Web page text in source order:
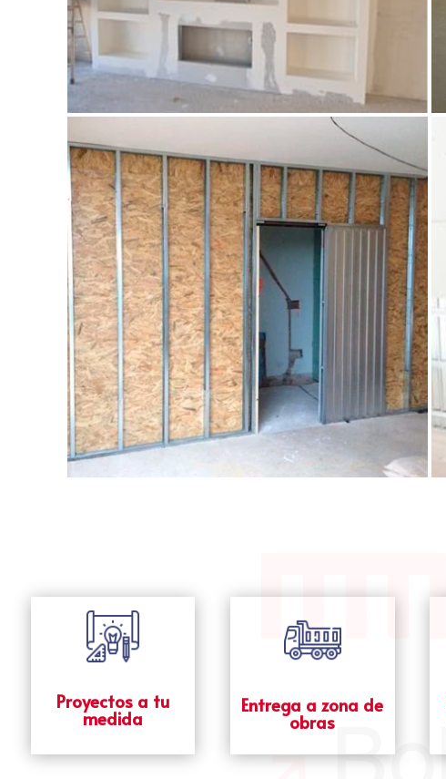
Proyectos a tu
medida
Entrega a zona de
obras